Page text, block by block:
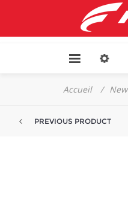
Accueil / New
PREVIOUS PRODUCT